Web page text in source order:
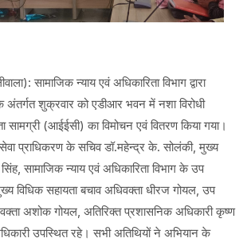
सामाजिक न्याय एवं अधिकारिता विभाग द्वारा
शुक्रवार को एडीआर भवन में नशा विरोधी
(आईईसी) का विमोचन एवं वितरण किया गया।
प्राधिकरण के सचिव डॉ.महेन्द्र के. सोलंकी, मुख्य
सामाजिक न्याय एवं अधिकारिता विभाग के उप
विधिक सहायता बचाव अधिवक्ता धीरज गोयल, उप
अशोक गोयल, अतिरिक्त प्रशासनिक अधिकारी कृष्ण
उपस्थित रहे। सभी अतिथियों ने अभियान के